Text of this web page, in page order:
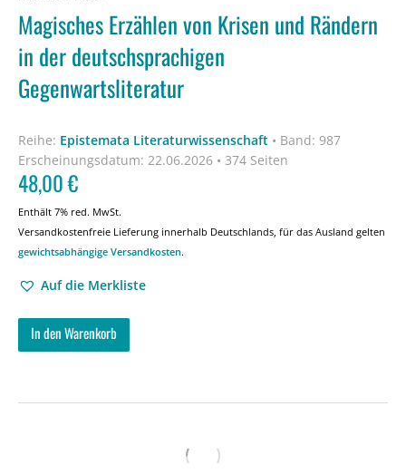
Magisches Erzählen von Krisen und Rändern
in der deutschsprachigen
Gegenwartsliteratur
Reihe: Epistemata Literaturwissenschaft • Band: 987
Erscheinungsdatum: 22.06.2026 • 374 Seiten
48,00€
Enthält 7% red. MwSt.
Versandkostenfreie Lieferung innerhalb Deutschlands, für das Ausland gelten
gewichtsabhängige Versandkosten.
Auf die Merkliste
In den Warenkorb